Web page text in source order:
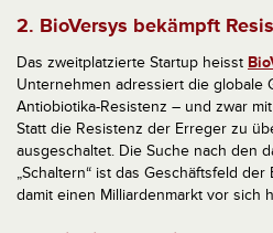
2. BioVersys bekämpft
Das zweitplatzierte Startup heisst
Unternehmen adressiert die globale
Antiobiotika-Resistenz – und zwar
Statt die Resistenz der Erreger zu
ausgeschaltet. Die Suche nach den
„Schaltern“ ist das Geschäftsfeld
damit einen Milliardenmarkt vor sich